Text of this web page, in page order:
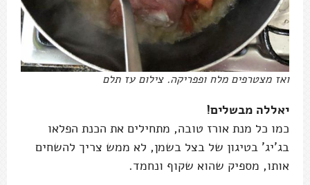
ואז מצטרפים מלח ופפריקה. צילום עז תלם
יאללה מבשלים!
כמו כל מנת אורז טובה, מתחילים את הכנת הפלאו
בג'יג' בטיגון של בצל בשמן, לא ממש צריך להשחים
אותו, מספיק שהוא שקוף ונחמד.